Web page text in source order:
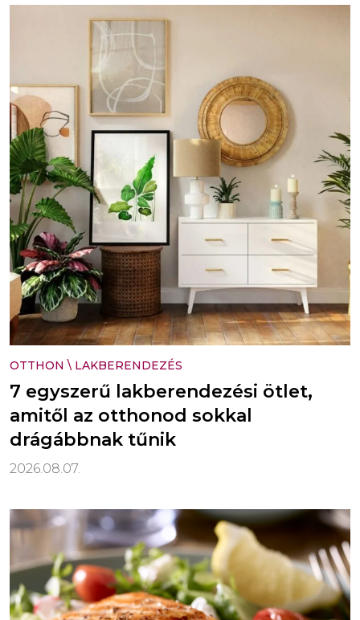
OTTHON \ LAKBERENDEZÉS
7 egyszerű lakberendezési ötlet,
amitől az otthonod sokkal
drágábbnak tűnik
2026.08.07.